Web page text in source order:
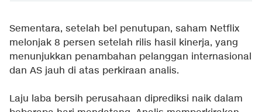
Sementara, setelah bel penutupan, saham Netflix
melonjak 8 persen setelah rilis hasil kinerja, yang
menunjukkan penambahan pelanggan internasional
dan AS jauh di atas perkiraan analis.
Laju laba bersih perusahaan diprediksi naik dalam